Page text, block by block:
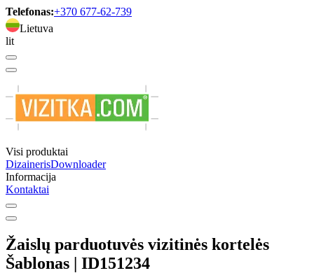
Telefonas:+370 677-62-739
Lietuva
lit
Visi produktai
DizainerisDownloader
Informacija
Kontaktai
Žaislų parduotuvės vizitinės kortelės
Šablonas | ID151234